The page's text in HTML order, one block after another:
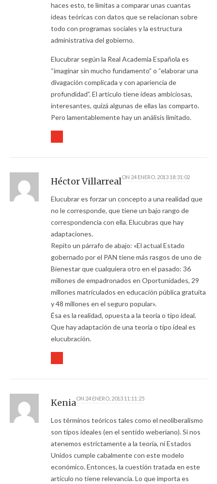
haces esto, te limitas a comparar unas cuantas
ideas teóricas con datos que se relacionan sobre
todo con programas sociales y la estructura
administrativa del gobierno.
Elucubrar según la Real Academia Española es
“imaginar sin mucho fundamento” o “elaborar una
divagación complicada y con apariencia de
profundidad”. El artículo tiene ideas ambiciosas,
interesantes, quizá algunas de ellas las comparto.
Pero lamentablemente hay un análisis limitado.
Héctor VillarrealON 24 ENERO, 2013 18:31:02
Elucubrar es forzar un concepto a una realidad que
no le corresponde, que tiene un bajo rango de
correspondencia con ella. Elucubras que hay
adaptaciones.
Repito un párrafo de abajo: «El actual Estado
gobernado por el PAN tiene más rasgos de uno de
Bienestar que cualquiera otro en el pasado: 36
millones de empadronados en Oportunidades, 29
millones matriculados en educación pública gratuita
y 48 millones en el seguro popular».
Ésa es la realidad, opuesta a la teoría o tipo ideal.
Que hay adaptación de una teoría o tipo ideal es
elucubración.
KeniaON 24 ENERO, 2013 11:11:25
Los términos teóricos tales como el neoliberalismo
son tipos ideales (en el sentido weberiano). Si nos
atenemos estrictamente a la teoría, ni Estados
Unidos cumple cabalmente con este modelo
económico. Entonces, la cuestión tratada en este
artículo no tiene relevancia. Lo que importa es